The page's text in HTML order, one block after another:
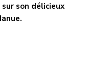
son délicieux
.